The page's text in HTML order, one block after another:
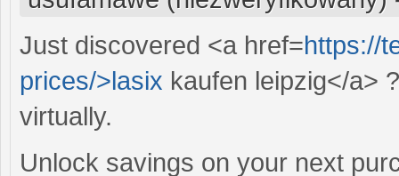
Just discovered <a href=https://
prices/>lasix kaufen leipzig</a>
virtually.
Unlock savings on your next